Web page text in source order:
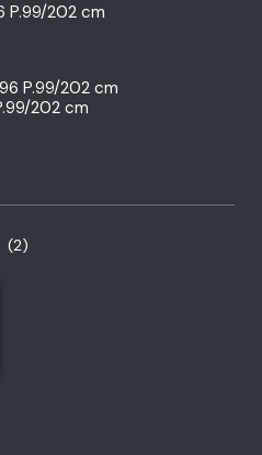
P.99/202 cm
P.99/202 cm
202 cm
(2)